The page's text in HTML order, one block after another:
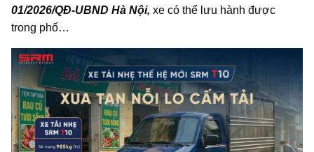
01/2026/QĐ-UBND Hà Nội, xe có thể lưu hành được
trong phố…